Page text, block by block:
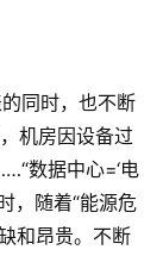
同时，也不断
机房因设备过
数据中心=‘电
，随着“能源危
和昂贵。不断